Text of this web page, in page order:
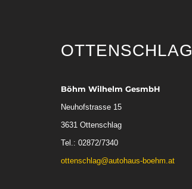
OTTENSCHLAG
Böhm Wilhelm GesmbH
Neuhofstrasse 15
3631 Ottenschlag
Tel.: 02872/7340
ottenschlag@autohaus-boehm.at